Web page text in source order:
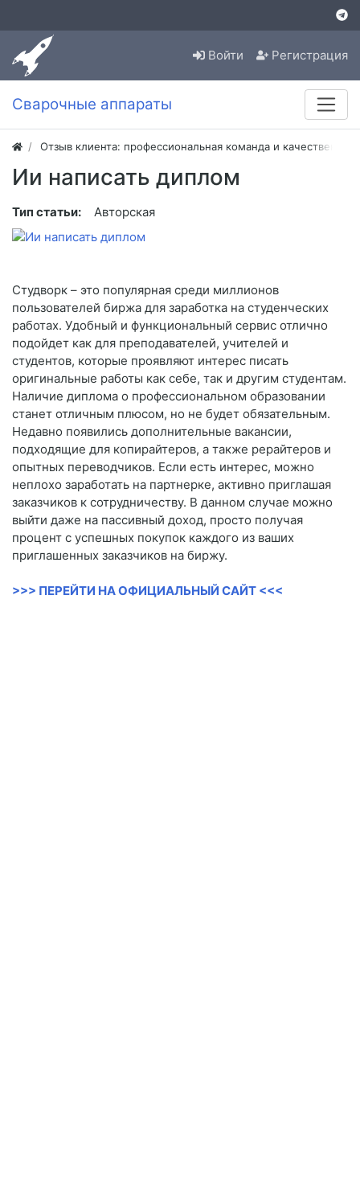
Войти Регистрация
Сварочные аппараты
Отзыв клиента: профессиональная команда и
Ии написать диплом
Тип статьи: Авторская
Студворк – это популярная среди миллионов
пользователей биржа для заработка на студенческих
работах. Удобный и функциональный сервис отлично
подойдет как для преподавателей, учителей и
студентов, которые проявляют интерес писать
оригинальные работы как себе, так и другим студентам.
Наличие диплома о профессиональном образовании
станет отличным плюсом, но не будет обязательным.
Недавно появились дополнительные вакансии,
подходящие для копирайтеров, а также рерайтеров и
опытных переводчиков. Если есть интерес, можно
неплохо заработать на партнерке, активно приглашая
заказчиков к сотрудничеству. В данном случае можно
выйти даже на пассивный доход, просто получая
процент с успешных покупок каждого из ваших
приглашенных заказчиков на биржу.
>>> ПЕРЕЙТИ НА ОФИЦИАЛЬНЫЙ САЙТ <<<